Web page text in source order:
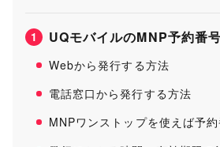
SIMの種類
nanoSIM、
運営会社
KDDI株式会社
1 UQモバイルのMNP予約番
Webから発行する方法
電話窓口から発行する方法
MNPワンストップを使えば予